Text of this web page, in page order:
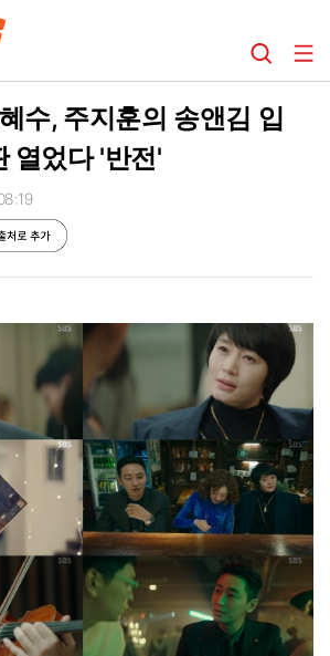
수, 주지훈의 송앤김 입
열었다 '반전'